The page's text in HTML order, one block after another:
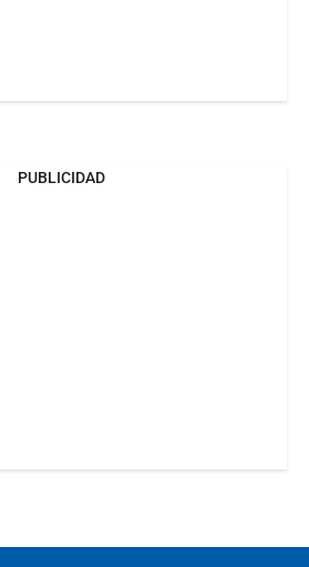
PUBLICIDAD